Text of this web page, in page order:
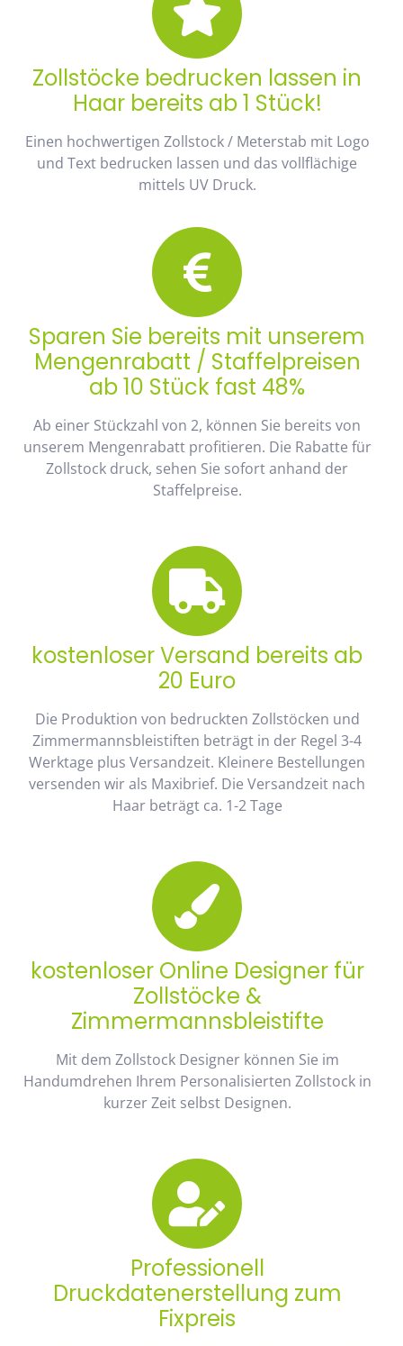
Zollstöcke bedrucken lassen in
Haar bereits ab 1 Stück!
Einen hochwertigen Zollstock / Meterstab mit Logo
und Text bedrucken lassen und das vollflächige
mittels UV Druck.
Sparen Sie bereits mit unserem
Mengenrabatt / Staffelpreisen
ab 10 Stück fast 48%
Ab einer Stückzahl von 2, können Sie bereits von
unserem Mengenrabatt profitieren. Die Rabatte für
Zollstock druck, sehen Sie sofort anhand der
Staffelpreise.
kostenloser Versand bereits ab
20 Euro
Die Produktion von bedruckten Zollstöcken und
Zimmermannsbleistiften beträgt in der Regel 3-4
Werktage plus Versandzeit. Kleinere Bestellungen
versenden wir als Maxibrief. Die Versandzeit nach
Haar beträgt ca. 1-2 Tage
kostenloser Online Designer für
Zollstöcke &
Zimmermannsbleistifte
Mit dem Zollstock Designer können Sie im
Handumdrehen Ihrem Personalisierten Zollstock in
kurzer Zeit selbst Designen.
Professionell
Druckdatenerstellung zum
Fixpreis